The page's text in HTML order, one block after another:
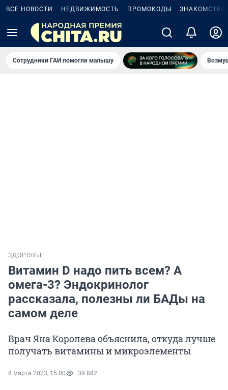
ВСЕ НОВОСТИ НЕДВИЖИМОСТЬ ПРОМОКОДЫ ЗНАКОМСТВА
Сотрудники ГАИ помогли малышу
ЗДОРОВЬЕ
Витамин D надо пить всем? А
омега-3? Эндокринолог
рассказала, полезны ли БАДы на
самом деле
Врач Яна Королева объяснила, откуда лучше
получать витамины и микроэлементы
8 марта 2023, 15:00 39 882